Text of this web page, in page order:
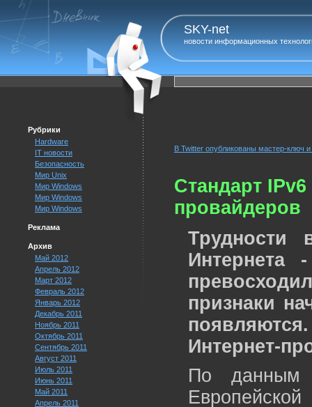
SKY-net
новости информационных
Рубрики
Hardware
IT новости
Безопасность
Мир Unix
Мир Windows
Мир Windows
Мир Windows
Реклама
Архив
Май 2012
Апрель 2012
Март 2012
Февраль 2012
Январь 2012
Декабрь 2011
Ноябрь 2011
Октябрь 2011
Сентябрь 2011
Август 2011
Июль 2011
Июнь 2011
Май 2011
Апрель 2011
В Twitter опубликованы мастер-ключ
Стандарт
провайдеров
Трудности
Интернета
признаки
Интернет-
По данным